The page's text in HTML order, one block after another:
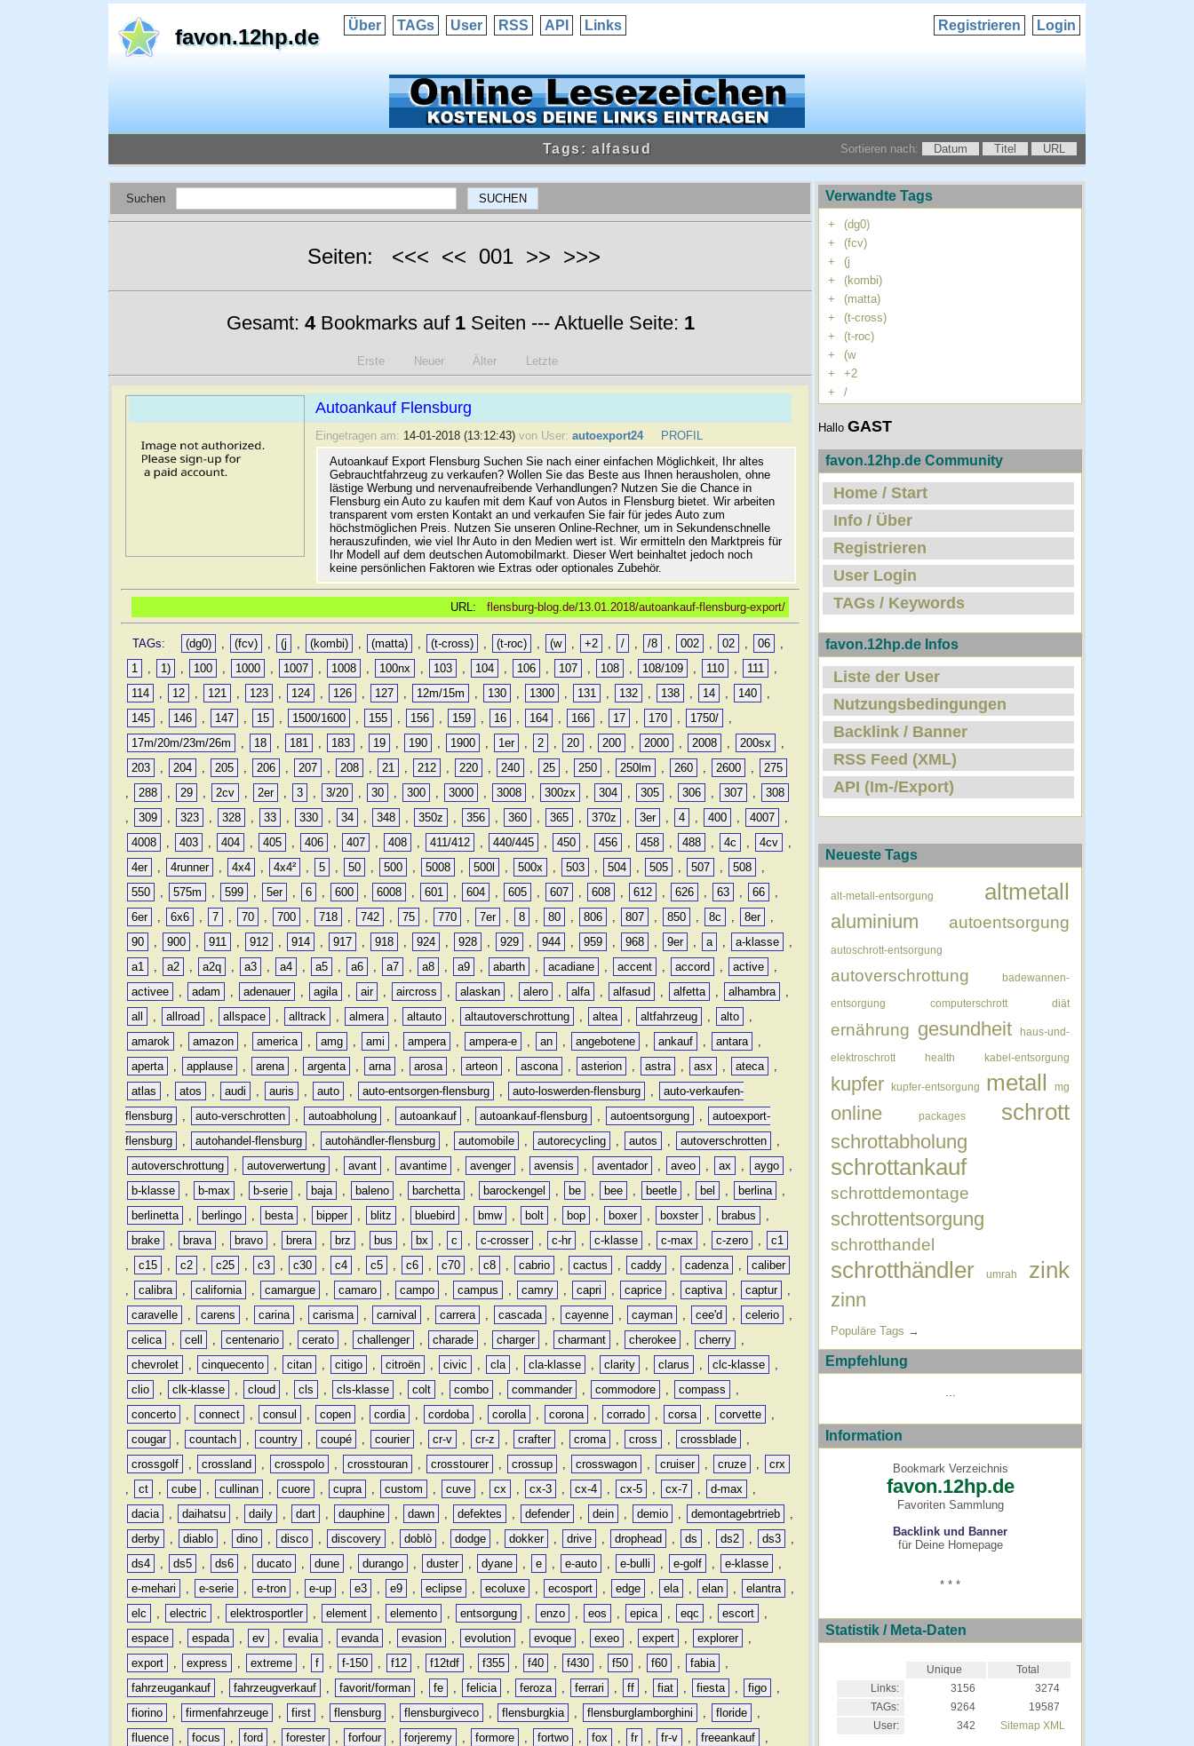
favon.12hp.de Über TAGs User RSS API Links Login
Registrieren
Tags: alfasud Sortieren nach: Datum Titel URL
Suchen
Seiten: <<< << 001 >> >>>
Gesamt: 4Bookmarks auf 1Seiten --- Aktuelle Seite: 1
Erste Neuer Älter Letzte
Autoankauf Flensburg
Eingetragen am: 14-01-2018 (13:12:43) von User: autoexport24
PROFIL
Autoankauf Export Flensburg Suchen Sie nach einer einfachen Möglichkeit, Ihr altes
Gebrauchtfahrzeug zu verkaufen? Wollen Sie das Beste aus Ihnen herausholen, ohne
lästige Werbung und nervenaufreibende Verhandlungen? Nutzen Sie die Chance in
Flensburg ein Auto zu kaufen mit dem Kauf von Autos in Flensburg bietet. Wir arbeiten
transparent vom ersten Kontakt an und verkaufen Sie fair für jedes Auto zum
höchstmöglichen Preis. Nutzen Sie unseren Online-Rechner, um in Sekundenschnelle
herauszufinden, wie viel Ihr Auto in den Medien wert ist. Wir ermitteln den Marktpreis für
Ihr Modell auf dem deutschen Automobilmarkt. Dieser Wert beinhaltet jedoch noch
keine persönlichen Faktoren wie Extras oder optionales Zubehör.
URL: flensburg-blog.de/13.01.2018/autoankauf-flensburg-export/
TAGs: (dg0) , (fcv) , (j , (kombi) , (matta) , (t-cross) , (t-roc) , (w , +2 , / , /8 , 002 , 02 , 06
,
1
, 1) , 100 , 1000 , 1007 , 1008 , 100nx , 103 , 104 , 106 , 107 , 108 , 108/109 , 110 , 111
,
114
, 12 , 121 , 123 , 124 , 126 , 127 , 12m/15m , 130 , 1300 , 131 , 132 , 138 , 14 , 140
,
145
, 146 , 147 , 15 , 1500/1600 , 155 , 156 , 159 , 16 , 164 , 166 , 17 , 170 , 1750/
,
17m/20m/23m/26m
, 18 , 181 , 183 , 19 , 190 , 1900 , 1er , 2 , 20 , 200 , 2000 , 2008 , 200sx
,
203
, 204 , 205 , 206 , 207 , 208 , 21 , 212 , 220 , 240 , 25 , 250 , 250lm , 260 , 2600 ,
275
,
288 , 29 , 2cv , 2er , 3 , 3/20 , 30 , 300 , 3000 , 3008 , 300zx , 304 , 305 , 306 , 307 ,
308
,
309 , 323 , 328 , 33 , 330 , 34 , 348 , 350z , 356 , 360 , 365 , 370z , 3er , 4 , 400 , 4007
,
4008
, 403 , 404 , 405 , 406 , 407 , 408 , 411/412 , 440/445 , 450 , 456 , 458 , 488 , 4c , 4cv
,
4er
, 4runner , 4x4 , 4x4² , 5 , 50 , 500 , 5008 , 500l , 500x , 503 , 504 , 505 , 507 , 508
,
550
, 575m , 599 , 5er , 6 , 600 , 6008 , 601 , 604 , 605 , 607 , 608 , 612 , 626 , 63 , 66
,
6er
, 6x6 , 7 , 70 , 700 , 718 , 742 , 75 , 770 , 7er , 8 , 80 , 806 , 807 , 850 , 8c , 8er
,
90
, 900 , 911 , 912 , 914 , 917 , 918 , 924 , 928 , 929 , 944 , 959 , 968 , 9er , a , a-klasse
,
a1
, a2 , a2q , a3 , a4 , a5 , a6 , a7 , a8 , a9 , abarth , acadiane , accent , accord , active
,
activee
, adam , adenauer , agila , air , aircross , alaskan , alero , alfa , alfasud , alfetta , alhambra
,
all
, allroad , allspace , alltrack , almera , altauto , altautoverschrottung , altea , altfahrzeug , alto
,
amarok
, amazon , america , amg , ami , ampera , ampera-e , an , angebotene , ankauf , antara
,
aperta
, applause , arena , argenta , arna , arosa , arteon , ascona , asterion , astra , asx , ateca
,
atlas
, atos , audi , auris , auto , auto-entsorgen-flensburg , auto-loswerden-flensburg ,
auto-verkaufen-
flensburg
, auto-verschrotten , autoabholung , autoankauf , autoankauf-flensburg , autoentsorgung ,
autoexport-
flensburg
, autohandel-flensburg , autohändler-flensburg , automobile , autorecycling , autos , autoverschrotten
,
autoverschrottung
, autoverwertung , avant , avantime , avenger , avensis , aventador , aveo , ax , aygo
,
b-klasse
, b-max , b-serie , baja , baleno , barchetta , barockengel , be , bee , beetle , bel , berlina
,
berlinetta
, berlingo , besta , bipper , blitz , bluebird , bmw , bolt , bop , boxer , boxster , brabus
,
brake
, brava , bravo , brera , brz , bus , bx , c , c-crosser , c-hr , c-klasse , c-max , c-zero ,
c1
,
c15 , c2 , c25 , c3 , c30 , c4 , c5 , c6 , c70 , c8 , cabrio , cactus , caddy , cadenza ,
caliber
,
calibra , california , camargue , camaro , campo , campus , camry , capri , caprice , captiva , captur
,
caravelle
, carens , carina , carisma , carnival , carrera , cascada , cayenne , cayman , cee'd , celerio
,
celica
, cell , centenario , cerato , challenger , charade , charger , charmant , cherokee , cherry
,
chevrolet
, cinquecento , citan , citigo , citroën , civic , cla , cla-klasse , clarity , clarus , clc-klasse
,
clio
, clk-klasse , cloud , cls , cls-klasse , colt , combo , commander , commodore , compass
,
concerto
, connect , consul , copen , cordia , cordoba , corolla , corona , corrado , corsa , corvette
,
cougar
, countach , country , coupé , courier , cr-v , cr-z , crafter , croma , cross , crossblade
,
crossgolf
, crossland , crosspolo , crosstouran , crosstourer , crossup , crosswagon , cruiser , cruze ,
crx
,
ct , cube , cullinan , cuore , cupra , custom , cuve , cx , cx-3 , cx-4 , cx-5 , cx-7 , d-max
,
dacia
, daihatsu , daily , dart , dauphine , dawn , defektes , defender , dein , demio , demontagebrtrieb
,
derby
, diablo , dino , disco , discovery , doblò , dodge , dokker , drive , drophead , ds , ds2 , ds3
,
ds4
, ds5 , ds6 , ducato , dune , durango , duster , dyane , e , e-auto , e-bulli , e-golf , e-klasse
,
e-mehari
, e-serie , e-tron , e-up , e3 , e9 , eclipse , ecoluxe , ecosport , edge , ela , elan , elantra
,
elc
, electric , elektrosportler , element , elemento , entsorgung , enzo , eos , epica , eqc , escort
,
espace
, espada , ev , evalia , evanda , evasion , evolution , evoque , exeo , expert , explorer
,
export
, express , extreme , f , f-150 , f12 , f12tdf , f355 , f40 , f430 , f50 , f60 , fabia
,
fahrzeugankauf
, fahrzeugverkauf , favorit/forman , fe , felicia , feroza , ferrari , ff , fiat , fiesta , figo
,
fiorino
, firmenfahrzeuge , first , flensburg , flensburgiveco , flensburgkia , flensburglamborghini , floride
,
fluence
, focus , ford , forester , forfour , forjeremy , formore , fortwo , fox , fr , fr-v , freeankauf
,
Verwandte Tags
+
(dg0)
+
(fcv)
+
(j
+
(kombi)
+
(matta)
+
(t-cross)
+
(t-roc)
+
(w
+
+2
+
/
Hallo GAST
favon.12hp.de Community
Home / Start
Info / Über
Registrieren
User Login
TAGs / Keywords
favon.12hp.de Infos
Liste der User
Nutzungsbedingungen
Backlink / Banner
RSS Feed (XML)
API (Im-/Export)
Neueste Tags
alt-metall-entsorgung altmetall
aluminium autoentsorgung
autoschrott-entsorgung
autoverschrottung badewannen-
entsorgung computerschrott diät
ernährung gesundheit haus-und-
elektroschrott health kabel-entsorgung
kupfer kupfer-entsorgung metall mg
online packages schrott
schrottabholung
schrottankauf
schrottdemontage
schrottentsorgung
schrotthandel
schrotthändler umrah zink
zinn
Populäre Tags →
Empfehlung
Information
Bookmark Verzeichnis
favon.12hp.de
Favoriten Sammlung
Backlink und Banner
für Deine Homepage
* * *
Statistik / Meta-Daten
Unique
Total
Links:
3156
3274
TAGs:
9264
19587
User:
342 Sitemap XML